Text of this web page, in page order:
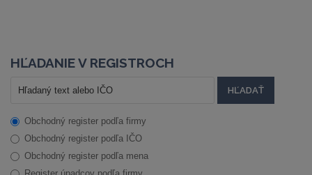
HĽADANIE V REGISTROCH
Obchodný register podľa firmy
Obchodný register podľa IČO
Obchodný register podľa mena